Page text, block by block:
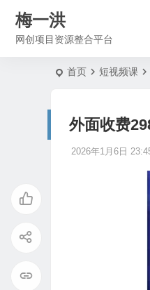
梅一洪
网创项目资源整合平台
首页 短视频课
外面收费
2026年1月6日